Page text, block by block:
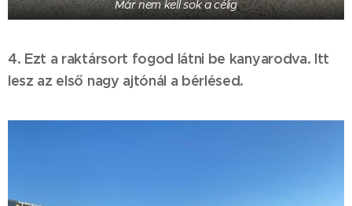
Már nem kell sok a célig
4. Ezt a raktársort fogod látni be kanyarodva. Itt
lesz az első nagy ajtónál a bérlésed.